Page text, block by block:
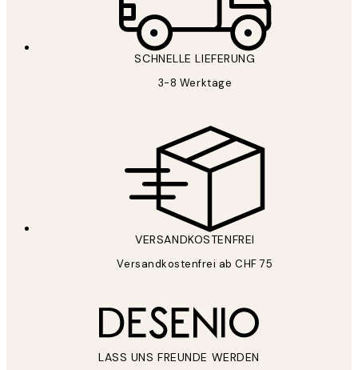
SCHNELLE LIEFERUNG
3-8 Werktage
VERSANDKOSTENFREI
Versandkostenfrei ab CHF 75
LASS UNS FREUNDE WERDEN